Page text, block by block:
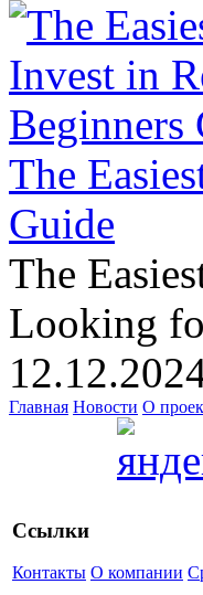
The
Guide
The
Looking
Главная Новости О
Ссылки
Контакты О компании